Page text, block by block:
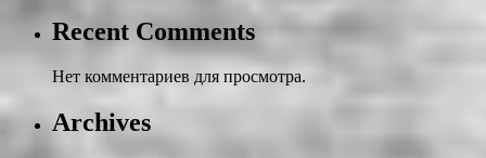
Recent Comments
Нет комментариев для просмотра.
Archives